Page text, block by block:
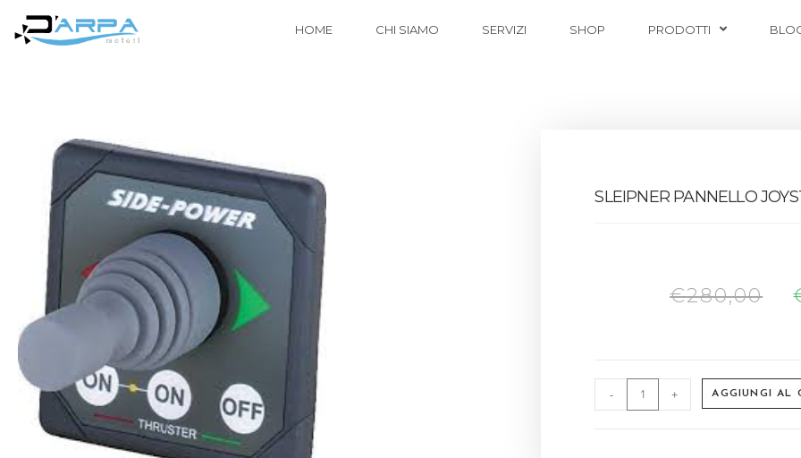
HOME CHI SIAMO SERVIZI SHOP PRODOTTI
SLEIPNER PANNELLO
€280,00
- + AGGIUNGI AL